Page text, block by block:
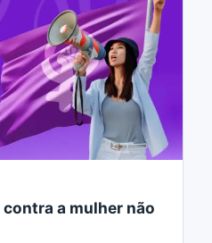
a mulher não